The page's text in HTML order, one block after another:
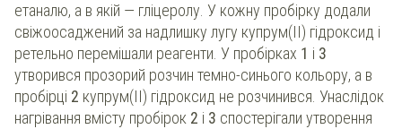
етаналю, а в якій — гліцеролу. У кожну пробірку додали
свіжоосаджений за надлишку лугу купрум(ІІ) гідроксид і
ретельно перемішали реагенти. У пробірках 1 і 3
утворився прозорий розчин темно-синього кольору, а в
пробірці 2 купрум(ІІ) гідроксид не розчинився. Унаслідок
нагрівання вмісту пробірок 2 і 3 спостерігали утворення